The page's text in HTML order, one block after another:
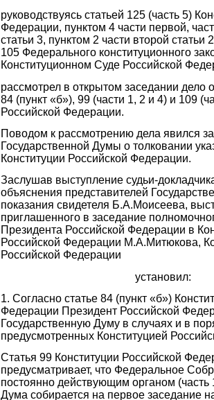
руководствуясь статьей 125 (часть 5)
Федерации, пунктом 4 части первой,
статьи 3, пунктом 2 части второй статьи
105 Федерального конституционного
Конституционном Суде Российской
рассмотрел в открытом заседании дело
84 (пункт «б»), 99 (части 1, 2 и 4) и 109
Российской Федерации.
Поводом к рассмотрению дела явился
Государственной Думы о толковании
Конституции Российской Федерации.
Заслушав выступление судьи-
объяснения представителей
показания свидетеля Б.А.Моисеева,
приглашенного в заседание
Президента Российской Федерации в
Российской Федерации М.А.Митюкова,
Российской Федерации
установил:
1. Согласно статье 84 (пункт «б»)
Федерации Президент Российской
Государственную Думу в случаях и в
предусмотренных Конституцией
Статья 99 Конституции Российской
предусматривает, что Федеральное
постоянно действующим органом (часть
Дума собирается на первое заседание